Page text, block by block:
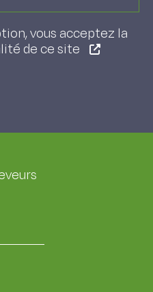
vous acceptez la
de ce site